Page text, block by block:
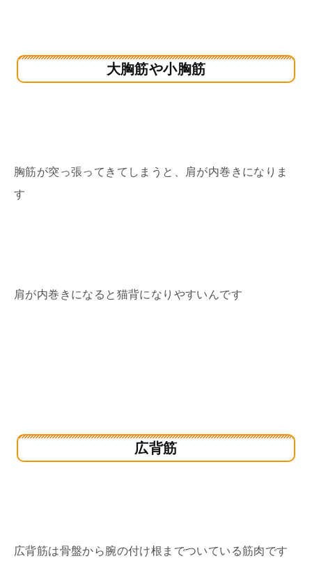
大胸筋や小胸筋
胸筋が突っ張ってきてしまうと、肩が内巻きになりま
す
肩が内巻きになると猫背になりやすいんです
広背筋
広背筋は骨盤から腕の付け根までついている筋肉です